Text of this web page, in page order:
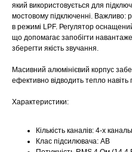
який використовується для
мостовому підключенні. Важливо:
в режимі LPF. Регулятор
що допомагає запобігти
зберегти якість звучання.
Масивний алюмінієвий корпус
ефективно відводить тепло
Характеристики:
Кількість каналів: 4-х
Клас підсилювача: AB